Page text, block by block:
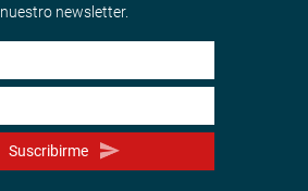
nuestro newsletter.
Suscribirme